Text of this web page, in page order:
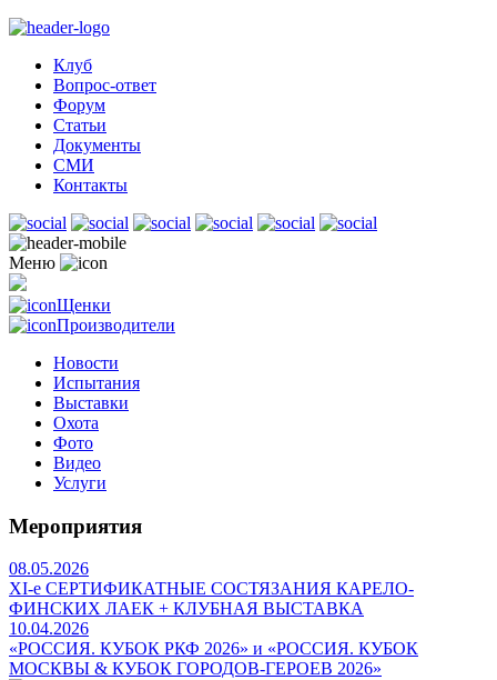
Клуб
Вопрос-ответ
Форум
Статьи
Документы
СМИ
Контакты
Меню
Щенки
Производители
Новости
Испытания
Выставки
Охота
Фото
Видео
Услуги
Мероприятия
08.05.2026
ХI-е СЕРТИФИКАТНЫЕ СОСТЯЗАНИЯ КАРЕЛО-
ФИНСКИХ ЛАЕК + КЛУБНАЯ ВЫСТАВКА
10.04.2026
«РОССИЯ. КУБОК РКФ 2026» и «РОССИЯ. КУБОК
МОСКВЫ & КУБОК ГОРОДОВ-ГЕРОЕВ 2026»